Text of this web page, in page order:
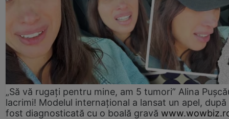
„Să vă rugați pentru mine, am 5 tumori” Alina
lacrimi! Modelul internațional a lansat un apel, după
fost diagnosticată cu o boală gravă